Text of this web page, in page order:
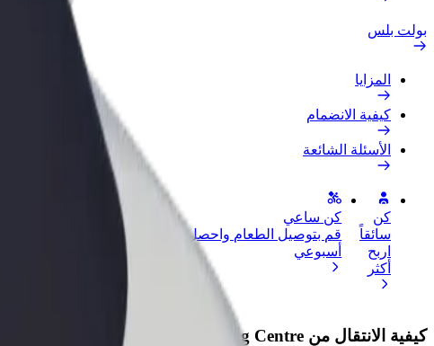
بولت بلس
المزايا
كيفية الانضمام
الأسئلة الشائعة
كن
سائقاً
اربح
أكثر
كن ساعي
قم بتوصيل الطعام واحصل على أجر
أسبوعي
كيفية الانتقال من Riverwalk Shopping Centre إلى Green Meadows